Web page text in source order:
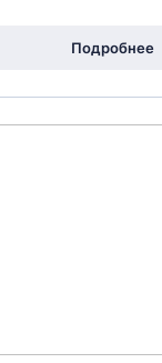
Подробнее